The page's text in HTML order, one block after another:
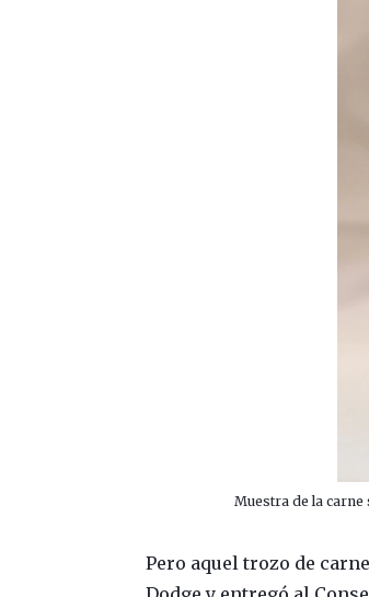
Muestra de la carne
Pero aquel trozo de